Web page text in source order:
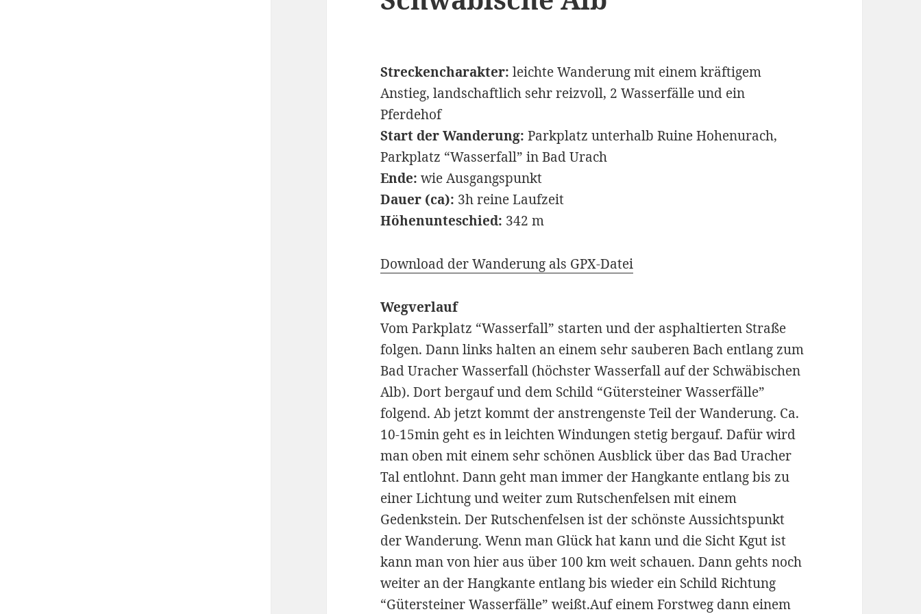
Streckencharakter: leichte Wanderung mit einem kräftigem
Anstieg, landschaftlich sehr reizvoll, 2 Wasserfälle und ein
Pferdehof
Start der Wanderung: Parkplatz unterhalb Ruine Hohenurach,
Parkplatz “Wasserfall” in Bad Urach
Ende: wie Ausgangspunkt
Dauer (ca): 3h reine Laufzeit
Höhenunteschied: 342 m
Download der Wanderung als GPX-Datei
Wegverlauf
Vom Parkplatz “Wasserfall” starten und der asphaltierten Straße
folgen. Dann links halten an einem sehr sauberen Bach entlang zum
Bad Uracher Wasserfall (höchster Wasserfall auf der Schwäbischen
Alb). Dort bergauf und dem Schild “Gütersteiner Wasserfälle”
folgend. Ab jetzt kommt der anstrengenste Teil der Wanderung. Ca.
10-15min geht es in leichten Windungen stetig bergauf. Dafür wird
man oben mit einem sehr schönen Ausblick über das Bad Uracher
Tal entlohnt. Dann geht man immer der Hangkante entlang bis zu
einer Lichtung und weiter zum Rutschenfelsen mit einem
Gedenkstein. Der Rutschenfelsen ist der schönste Aussichtspunkt
der Wanderung. Wenn man Glück hat kann und die Sicht Kgut ist
kann man von hier aus über 100 km weit schauen. Dann gehts noch
weiter an der Hangkante entlang bis wieder ein Schild Richtung
“Gütersteiner Wasserfälle” weißt.Auf einem Forstweg dann einem